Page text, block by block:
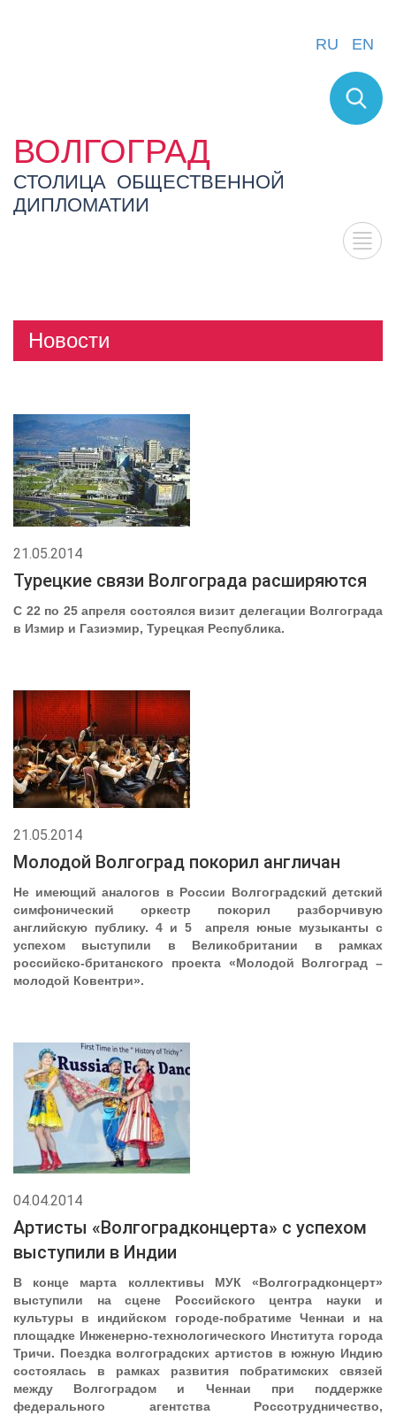
ВОЛГОГРАД
СТОЛИЦА ОБЩЕСТВЕННОЙ
ДИПЛОМАТИИ
RU EN
Новости
21.05.2014
Турецкие связи Волгограда расширяются
С 22 по 25 апреля состоялся визит делегации Волгограда
в Измир и Газиэмир, Турецкая Республика.
21.05.2014
Молодой Волгоград покорил англичан
Не имеющий аналогов в России Волгоградский детский
симфонический оркестр покорил разборчивую
английскую публику. 4 и 5 апреля юные музыканты с
успехом выступили в Великобритании в рамках
российско-британского проекта «Молодой Волгоград –
молодой Ковентри».
04.04.2014
Артисты «Волгоградконцерта» с успехом
выступили в Индии
В конце марта коллективы МУК «Волгоградконцерт»
выступили на сцене Российского центра науки и
культуры в индийском городе-побратиме Ченнаи и на
площадке Инженерно-технологического Института города
Тричи. Поездка волгоградских артистов в южную Индию
состоялась в рамках развития побратимских связей
между Волгоградом и Ченнаи при поддержке
федерального агентства Россотрудничество,